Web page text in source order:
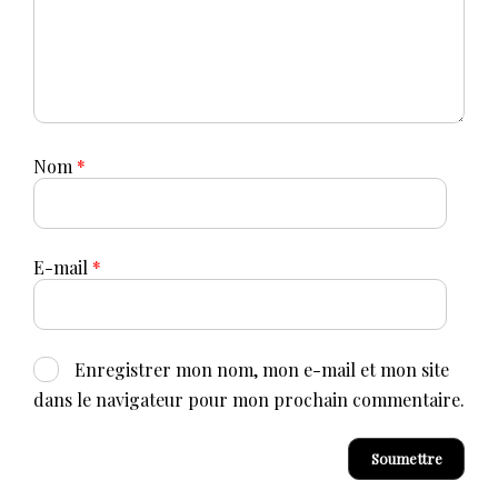
Nom *
E-mail *
Enregistrer mon nom, mon e-mail et mon site
dans le navigateur pour mon prochain commentaire.